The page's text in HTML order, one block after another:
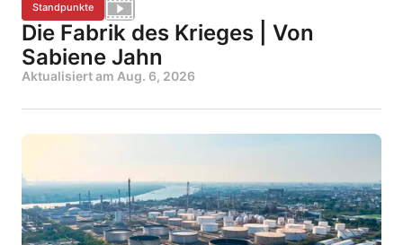
Standpunkte
Die Fabrik des Krieges | Von
Sabiene Jahn
Aktualisiert am Aug. 6, 2026